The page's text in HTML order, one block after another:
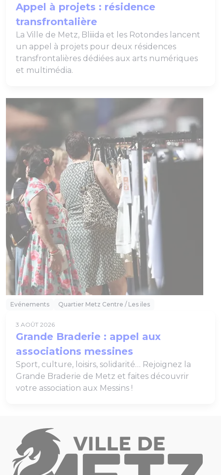
Appel à projets : résidence
transfrontalière
La Ville de Metz, Bliiida et les Rotondes lancent
un appel à projets pour deux résidences
transfrontalières dédiées aux arts numériques
et multimédia.
Evénements Quartier Metz Centre / Les iles
3 AOÛT 2026
Grande Braderie : appel aux
associations messines
Sport, culture, loisirs, solidarité… Rejoignez la
Grande Braderie de Metz et faites découvrir
votre association aux Messins !